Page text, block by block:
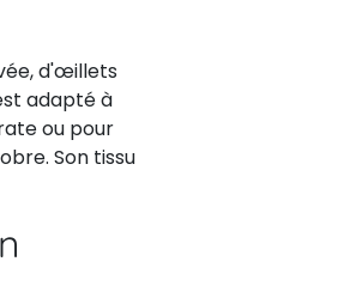
d'œillets
adapté à
ou pour
Son tissu